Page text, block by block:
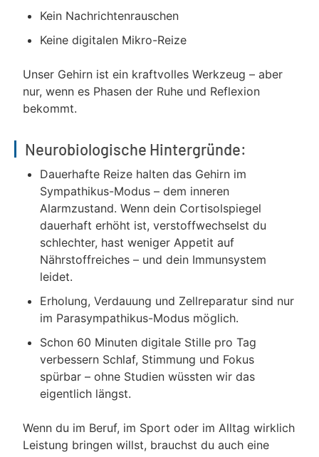
Kein Nachrichtenrauschen
Keine digitalen Mikro-Reize
Unser Gehirn ist ein kraftvolles Werkzeug – aber
nur, wenn es Phasen der Ruhe und Reflexion
bekommt.
Neurobiologische Hintergründe:
Dauerhafte Reize halten das Gehirn im
Sympathikus-Modus – dem inneren
Alarmzustand. Wenn dein Cortisolspiegel
dauerhaft erhöht ist, verstoffwechselst du
schlechter, hast weniger Appetit auf
Nährstoffreiches – und dein Immunsystem
leidet.
Erholung, Verdauung und Zellreparatur sind nur
im Parasympathikus-Modus möglich.
Schon 60 Minuten digitale Stille pro Tag
verbessern Schlaf, Stimmung und Fokus
spürbar – ohne Studien wüssten wir das
eigentlich längst.
Wenn du im Beruf, im Sport oder im Alltag wirklich
Leistung bringen willst, brauchst du auch eine